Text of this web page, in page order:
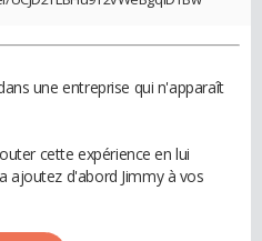
une entreprise qui n'apparaît
cette expérience en lui
ajoutez d'abord Jimmy à vos